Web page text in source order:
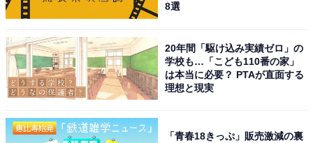
8選
20年間「駆け込み実績ゼロ」の
学校も…「こども110番の家」
は本当に必要？ PTAが直面する
理想と現実
「青春18きっぷ」販売激減の裏